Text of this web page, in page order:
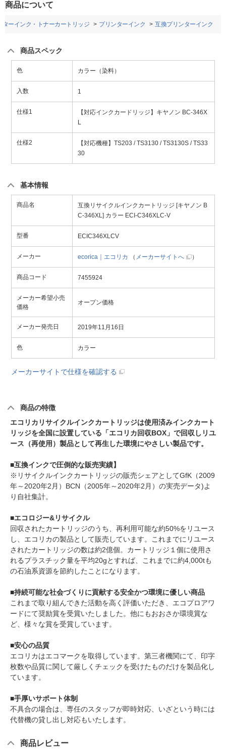
商品について
ターインク・トナーカートリッジ プリンターインク 互換プリンターインク
商品スペック
色 カラー（染料）
入数 1
仕様1
【対応インクカードリッジ】キヤノン BC-346X
L
仕様2
【対応機種】TS203 / TS3130 / TS3130S / TS33
30
基本情報
商品名
互換リサイクルインクカートリッジ [キヤノン B
C-346XL] カラー ECI-C346XLC-V
型番 ECIC346XLCV
メーカー ecorica｜エコリカ （ メーカーサイトへ ）
商品コード 7455924
メーカー希望小売
価格
オープン価格
メーカー発売日 2019年11月16日
色 カラー
メーカーサイトで仕様を確認する
商品の特徴
エコリカリサイクルインクカートリッジは使用済みインクカート
リッジを全国に設置している「エコリカ回収BOX」で回収しリユ
ース（再使用）製品として再生した環境にやさしい製品です。
■互換インクで圧倒的な販売実績】
※リサイクルインクカートリッジの販売シェアとしてGfK（2009
年～2020年2月）BCN（2005年～2020年2月）の実売データ)よ
り自社集計。
■エコロジー&リサイクル
回収されたカートリッジのうち、再利用可能な約50%をリユース
し、エコリカの製品として販売しています。これまでにリユース
されたカートリッジの数は約2億個。カートリッジ１個に使用さ
れるプラスチック量を平均20gとすれば、これまでに約4,000tも
の石油系資源を節約したことになります。
■持続可能な社会づくりに貢献する安全かつ環境に優しい商品
これまで取り組んできた活動を高く評価いただき、エコプロアワ
ードにて奨励賞を受賞いたしました。他にもおおさか環境賞な
ど、様々な賞を受賞しています。
■安心の品質
エコリカはエコマークを取得しています。第三者機関にて、印字
枚数や品質に関して厳しくチェックを受けたものだけを製品化し
ています。
■手厚いサポート体制
不具合の場合は、専任のスタッフが即時対応、いざという時には
代替機の貸し出し対応もいたします。
商品レビュー